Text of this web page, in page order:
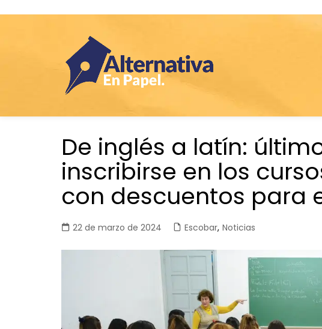
De inglés a latín:
inscribirse en los
con descuentos para
22 de marzo de 2024 Escobar, Noticias